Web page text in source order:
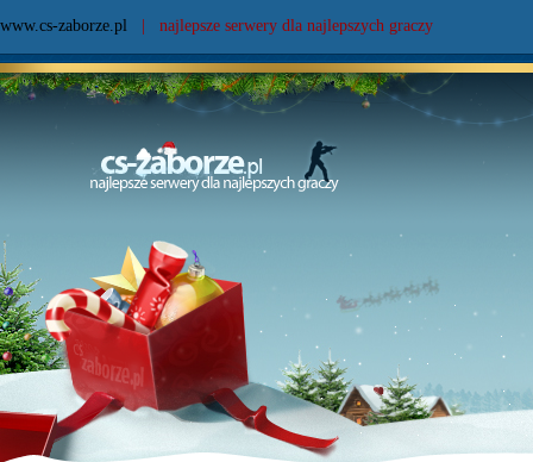
www.cs-zaborze.pl | najlepsze serwery dla najlepszych graczy